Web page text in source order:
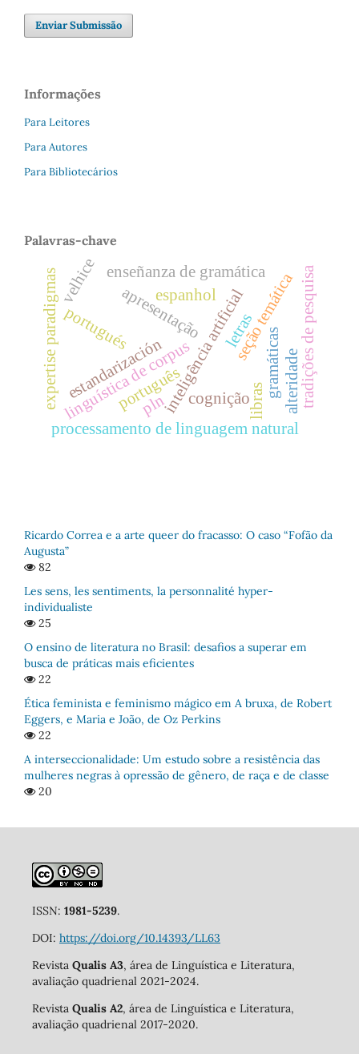
Enviar Submissão
Informações
Para Leitores
Para Autores
Para Bibliotecários
Palavras-chave
linguística de corpus
processamento de linguagem natural
inteligência artificial
letras
apresentação seção temática
cognição
expertise paradigmas tradições de pesquisa
estandarización gramáticas
enseñanza de gramática
portugués
português
espanhol
libras
pln
velhice
alteridade
Ricardo Correa e a arte queer do fracasso: O caso “Fofão da
Augusta”
82
Les sens, les sentiments, la personnalité hyper-
individualiste
25
O ensino de literatura no Brasil: desafios a superar em
busca de práticas mais eficientes
22
Ética feminista e feminismo mágico em A bruxa, de Robert
Eggers, e Maria e João, de Oz Perkins
22
A interseccionalidade: Um estudo sobre a resistência das
mulheres negras à opressão de gênero, de raça e de classe
20
ISSN: 1981-5239.
DOI: https://doi.org/10.14393/LL63
Revista Qualis A3, área de Linguística e Literatura,
avaliação quadrienal 2021-2024.
Revista Qualis A2, área de Linguística e Literatura,
avaliação quadrienal 2017-2020.